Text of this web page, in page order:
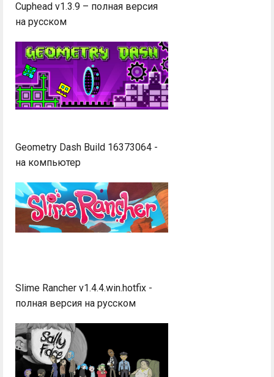
Cuphead v1.3.9 – полная версия
на русском
Geometry Dash Build 16373064 -
на компьютер
Slime Rancher v1.4.4.win.hotfix -
полная версия на русском